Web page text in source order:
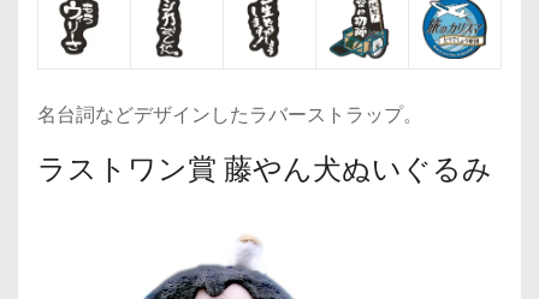
名台詞などデザインしたラバーストラップ。
ラストワン賞 藤やん犬ぬいぐるみ